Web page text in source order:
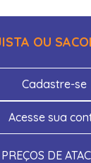
OU
Cadastre-se
Acesse sua
DE